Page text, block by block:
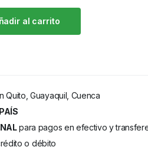
al carrito
Quito, Guayaquil, Cuenca
para pagos en efectivo y
o débito